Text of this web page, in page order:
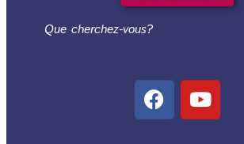
Que cherchez-vous?